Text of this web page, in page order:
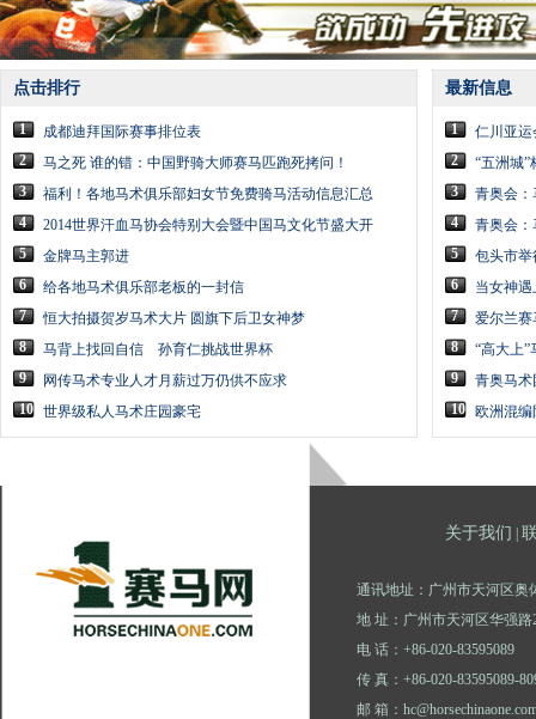
点击排行
1
成都迪拜国际赛事排位表
2
马之死 谁的错：中国野骑大师赛马匹跑死拷问！
3
福利！各地马术俱乐部妇女节免费骑马活动信息汇总
4
2014世界汗血马协会特别大会暨中国马文化节盛大开
5
金牌马主郭进
6
给各地马术俱乐部老板的一封信
7
恒大拍摄贺岁马术大片 圆旗下后卫女神梦
8
马背上找回自信 孙育仁挑战世界杯
9
网传马术专业人才月薪过万仍供不应求
10 世界级私人马术庄园豪宅
最新信息
1
仁川亚
2
“五洲城”
3
青奥会：
4
青奥会：
5
包头市举
6
当女神
7
爱尔兰赛
8
“高大上”
9
青奥马术
10
欧洲混
关于我们
通讯地址：广州市天河区奥
地 址：广州市天河区华强路
电 话：+86-020-83595089
传 真：+86-020-83595089-
邮 箱：